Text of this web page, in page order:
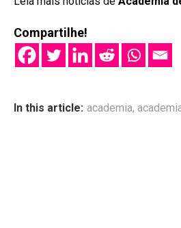
Compartilhe!
In this article: academia,